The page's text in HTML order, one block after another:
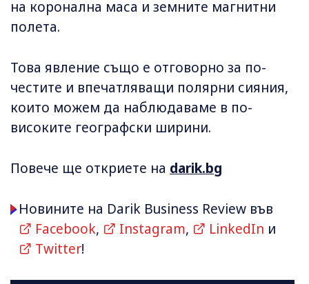
на коронална маса и земните магнитни
полета.
Това явление също е отговорно за по-
честите и впечатляващи полярни сияния,
които можем да наблюдаваме в по-
високите географски ширини.
Повече ще откриете на darik.bg
Новините на Darik Business Review във
Facebook, Instagram, LinkedIn и
Twitter!